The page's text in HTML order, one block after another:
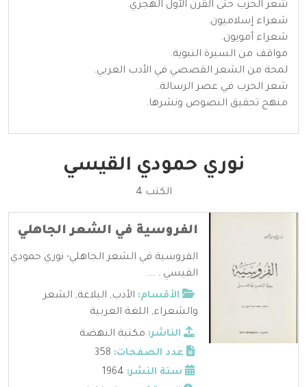
شعر الحرب حتى القرن الأول الهجري.
شعراء إسلاميون.
شعراء أمويون.
مواقف من السيرة النبوية.
لمحة من الشعر القصصي في الأدب العربي.
شعر الحرب في عصر الرسالة.
منهج تحقيق النصوص ونشرها.
نوري حمودي القيسي
الكتب 4
الفروسية في الشعر الجاهلي
الفروسية في الشعر الجاهلي- نوري حمودي
القيسي . ...
الأقسام: الأدب, البلاغة, الشعر
والشعراء, اللغة العربية
الناشر: مكتبة النهضة
عدد الصفحات:
سنة النشر: